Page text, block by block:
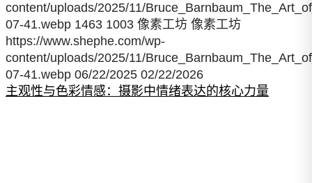
content/uploads/2025/11/
07-41.webp 1463 1003 像素工坊 像素工坊
https://www.shephe.com/wp-
content/uploads/2025/11/
07-41.webp 06/22/2025 02/22/2026
主观性与色彩情感：摄影中情绪表达的核心力量